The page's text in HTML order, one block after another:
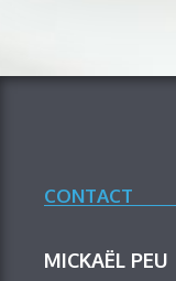
CONTACT
MICKAËL PEU